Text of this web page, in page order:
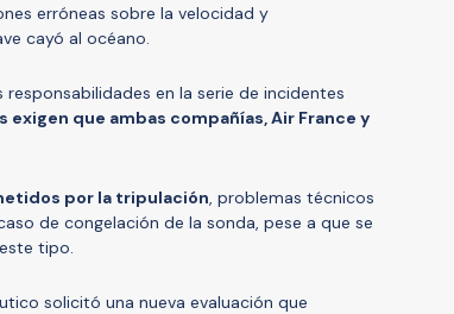
erróneas sobre la velocidad y
cayó al océano.
en la serie de incidentes
exigen que ambas compañías, Air France y
por la tripulación, problemas técnicos
de congelación de la sonda, pese a que se
tipo.
solicitó una nueva evaluación que